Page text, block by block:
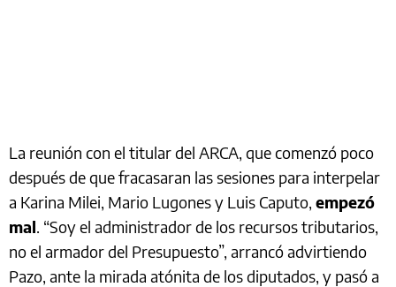
La reunión con el titular del ARCA, que comenzó poco
después de que fracasaran las sesiones para interpelar
a Karina Milei, Mario Lugones y Luis Caputo, empezó
mal. “Soy el administrador de los recursos tributarios,
no el armador del Presupuesto”, arrancó advirtiendo
Pazo, ante la mirada atónita de los diputados, y pasó a